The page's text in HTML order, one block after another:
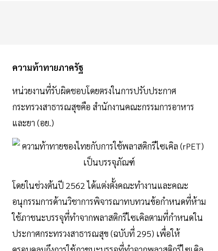
ความท้าทายภาครัฐ
หน่วยงานที่รับผิดชอบโดยตรงในการปรับประกาศ
กระทรวงสาธารณสุขคือ สำนักงานคณะกรรมการอาหาร
และยา (อย.)
โดยในช่วงต้นปี 2562 ได้แต่งตั้งคณะทำงานและคณะ
อนุกรรมการด้านวิชาการพิจารณาทบทวนข้อกำหนดที่ห้าม
ใช้ภาชนะบรรจุที่ทำจากพลาสติกรีไซเคิลตามที่กำหนดใน
ประกาศกระทรวงสาธารณสุข (ฉบับที่ 295) เพื่อให้